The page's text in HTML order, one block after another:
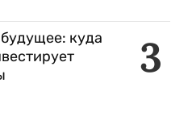
3
куда